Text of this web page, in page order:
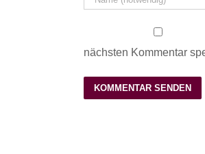
nächsten Kommentar